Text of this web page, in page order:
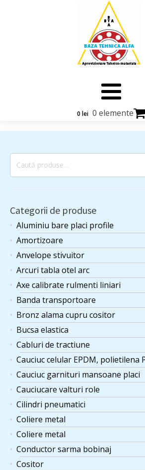
0 lei 0 elemente
Caută
Categorii de produse
Aluminiu bare placi profile
Amortizoare
Anvelope stivuitor
Arcuri tabla otel arc
Axe calibrate rulmenti liniari
Banda transportoare
Bronz alama cupru cositor
Bucsa elastica
Cabluri de tractiune
Cauciuc celular EPDM, polietilena
Cauciuc garnituri mansoane placi
Cauciucare valturi role
Cilindri pneumatici
Coliere metal
Coliere metal
Conductor sarma bobinaj
Cositor